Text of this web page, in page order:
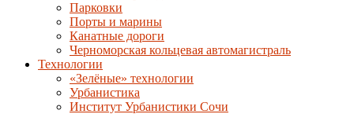
Парковки
Порты и марины
Канатные дороги
Черноморская кольцевая автомагистраль
Технологии
«Зелёные» технологии
Урбанистика
Институт Урбанистики Сочи